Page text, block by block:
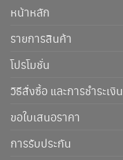
หน้าหลัก
รายการสินค้า
โปรโมชั่น
วิธีสั่งซื้อ และการชำระเงิน
ขอใบเสนอราคา
การรับประกัน